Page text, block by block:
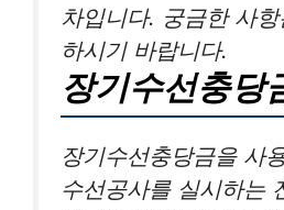
차입니다. 궁금한 사
하시기 바랍니다.
장기수선충당
장기수선충당금을 사
수선공사를 실시하는